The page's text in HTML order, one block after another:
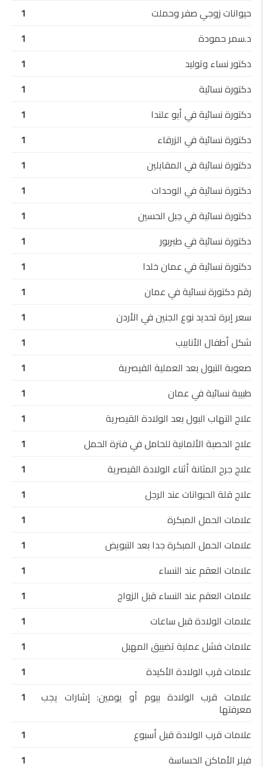
حيوانات زوجي صفر وحملت
1
د.سمر حمودة
1
دكتور نساء وتوليد
1
دكتورة نسائية
1
دكتورة نسائية في أبو علندا
1
دكتورة نسائية في الزرقاء
1
دكتورة نسائية في المقابلين
1
دكتورة نسائية في الوحدات
1
دكتورة نسائية في جبل الحسين
1
دكتورة نسائية في طبربور
1
دكتورة نسائية في عمان خلدا
1
رقم دكتورة نسائية في عمان
1
سعر إبرة تحديد نوع الجنين في الأردن
1
شكل أطفال الأنابيب
1
صعوبة التبول بعد العملية القيصرية
1
طبيبة نسائية في عمان
1
علاج التهاب البول بعد الولادة القيصرية
1
علاج الحصبة الألمانية للحامل في فترة الحمل
1
علاج جرح المثانة أثناء الولادة القيصرية
1
علاج قلة الحيوانات عند الرجل
1
علامات الحمل المبكرة
1
علامات الحمل المبكرة جدا بعد التبويض
1
علامات العقم عند النساء
1
علامات العقم عند النساء قبل الزواج
1
علامات الولادة قبل ساعات
1
علامات فشل عملية تضييق المهبل
1
علامات قرب الولادة الأكيدة
1
علامات قرب الولادة بيوم أو يومين: إشارات يجب
معرفتها
1
علامات قرب الولادة قبل أسبوع
1
فيلر الأماكن الحساسة
1